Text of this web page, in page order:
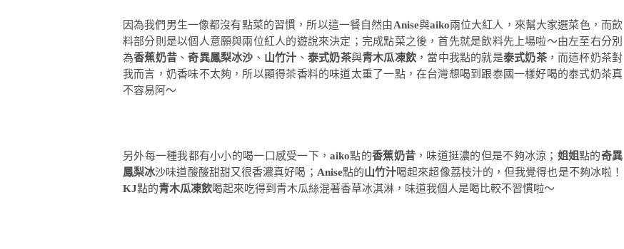
因為我們男生一像都沒有點菜的習慣，所以這一餐自然由Anise與aiko兩位大紅人，來幫大家選菜色，而飲
料部分則是以個人意願與兩位紅人的遊說來決定；完成點菜之後，首先就是飲料先上場啦～由左至右分別
為香蕉奶昔 、奇異鳳梨冰沙 、 山竹汁 、 泰式奶茶與青木瓜凍飲 ，當中我點的就是泰式奶茶，而這杯奶茶對
我而言，奶香味不太夠，所以顯得茶香料的味道太重了一點，在台灣想喝到跟泰國一樣好喝的泰式奶茶真
不容易阿～
另外每一種我都有小小的喝一口感受一下，aiko點的香蕉奶昔 ，味道挺濃的但是不夠冰涼； 姐姐點的奇異
鳳梨冰沙味道酸酸甜甜又很香濃真好喝； Anise點的山竹汁喝起來超像荔枝汁的，但我覺得也是不夠冰啦！
KJ點的青木瓜凍飲喝起來吃得到青木瓜絲混著香草冰淇淋，味道我個人是喝比較不習慣啦～